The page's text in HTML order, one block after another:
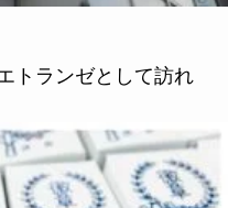
トランゼとして訪れ